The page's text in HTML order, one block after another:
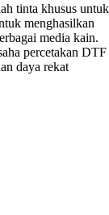
tinta khusus untuk
menghasilkan
media kain.
percetakan DTF
daya rekat